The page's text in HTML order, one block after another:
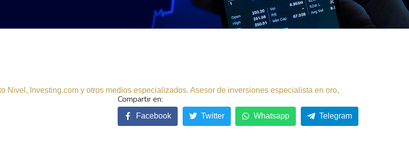
Nivel, Investing.com y otros medios especializados. Asesor de inversiones especialista en oro,
Facebook Twitter Whatsapp Telegram